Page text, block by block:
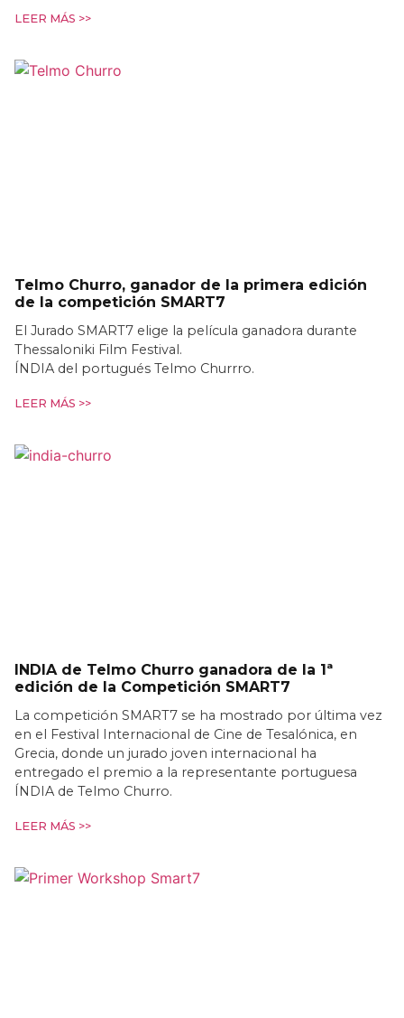
LEER MÁS >>
Telmo Churro, ganador de la primera edición
de la competición SMART7
El Jurado SMART7 elige la película ganadora durante
Thessaloniki Film Festival.
ÍNDIA del portugués Telmo Churrro.
LEER MÁS >>
INDIA de Telmo Churro ganadora de la 1ª
edición de la Competición SMART7
La competición SMART7 se ha mostrado por última vez
en el Festival Internacional de Cine de Tesalónica, en
Grecia, donde un jurado joven internacional ha
entregado el premio a la representante portuguesa
ÍNDIA de Telmo Churro.
LEER MÁS >>